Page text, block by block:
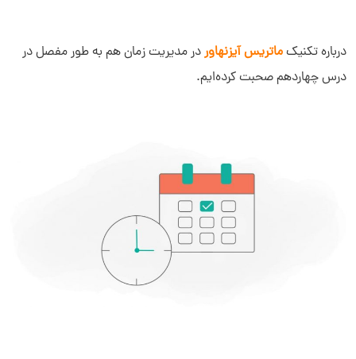
درباره تکنیکماتریس آیزنهاوردر مدیریت زمان هم به طور مفصل در
درس چهاردهم صحبت کرده‌ایم.